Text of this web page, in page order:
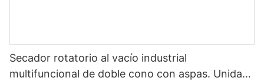
Secador rotatorio al vacío industrial
multifuncional de doble cono con aspas. Unidad